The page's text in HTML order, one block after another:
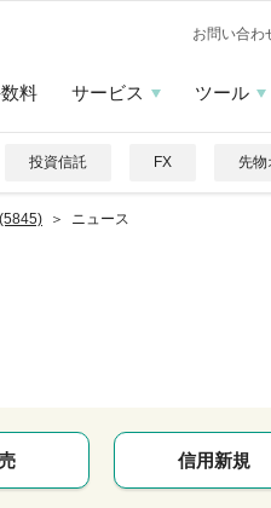
お問い合わ
料 サービス ツール
投資信託 FX 先物
ニュース
信用新規